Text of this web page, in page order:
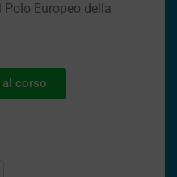
Europeo della
corso